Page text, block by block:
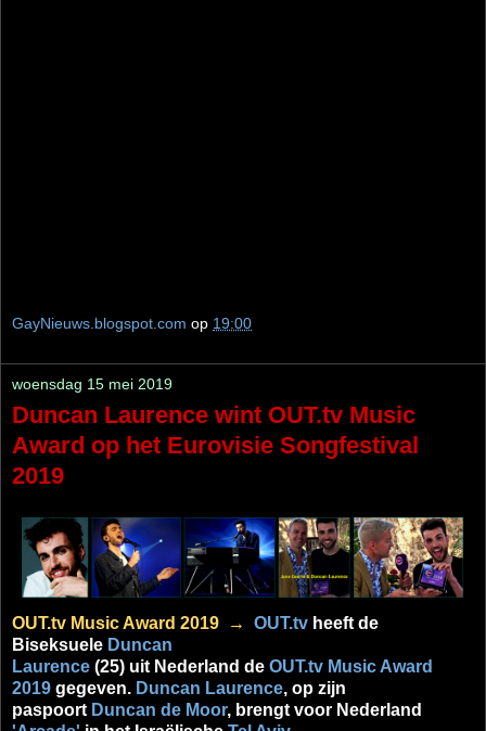
GayNieuws.blogspot.com op 19:00
woensdag 15 mei 2019
Duncan Laurence wint OUT.tv Music
Award op het Eurovisie Songfestival
2019
OUT.tv Music Award 2019 → OUT.tv heeft de
Biseksuele Duncan
Laurence (25) uit Nederland de OUT.tv Music Award
2019 gegeven. Duncan Laurence, op zijn
paspoort Duncan de Moor, brengt voor Nederland